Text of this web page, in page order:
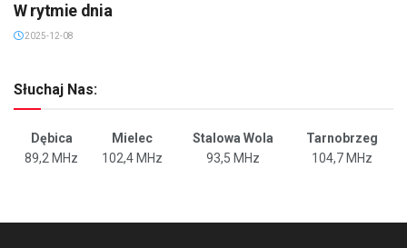
W rytmie dnia
2025-12-08
Słuchaj Nas:
Dębica Mielec Stalowa Wola
Tarnobrzeg
89,2 MHz
102,4 MHz 93,5 MHz 104,7 MHz